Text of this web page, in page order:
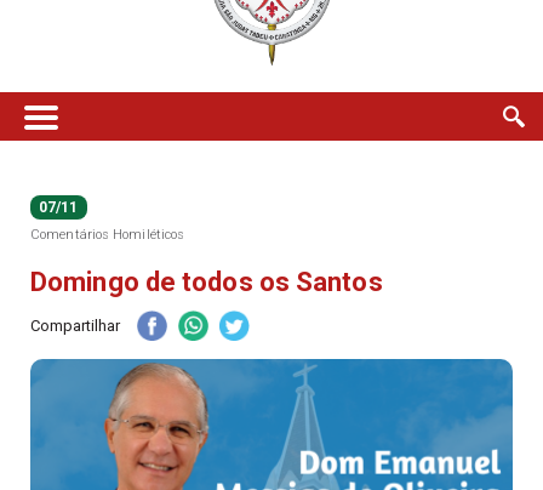
07/11
Comentários Homiléticos
Domingo de todos os Santos
Compartilhar